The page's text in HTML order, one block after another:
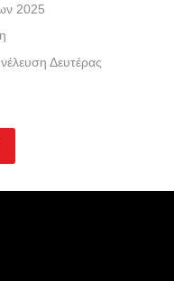
2025
Δευτέρας